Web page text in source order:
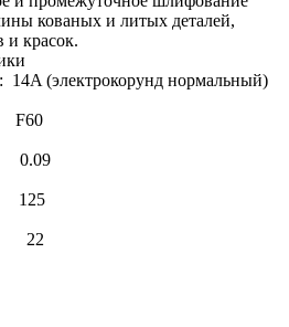
кованых и литых деталей,
и красок.
(электрокорунд нормальный)
22